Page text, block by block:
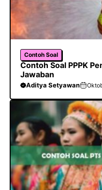
Contoh Soal
Contoh Soal PPPK
Jawaban
Aditya Setyawan